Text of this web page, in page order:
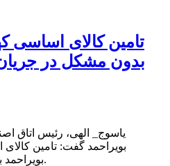
تامین کالای اساسی
یاسوج_ الهی، رئیس اتاق
بویراحمد گفت: تامین
بویراحمد بدون مشکل در جریان است.